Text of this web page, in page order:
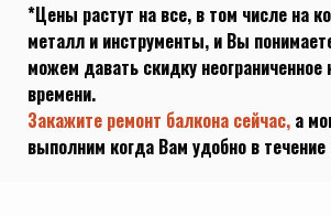
*Цены растут на все, в том числе на
металл и инструменты, и Вы
можем давать скидку неограниченное
времени.
Закажите ремонт балкона сейчас, а
выполним когда Вам удобно в